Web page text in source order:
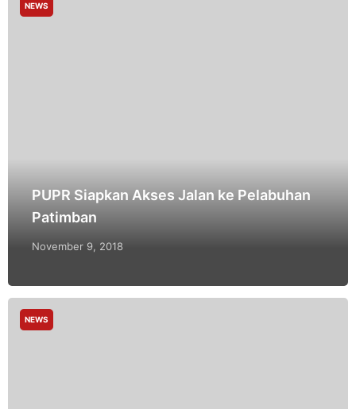
PUPR Siapkan Akses Jalan ke Pelabuhan
Patimban
November 9, 2018
NEWS
NEWS